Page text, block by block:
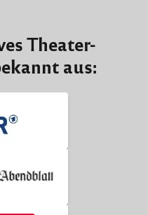
Theater-
aus: